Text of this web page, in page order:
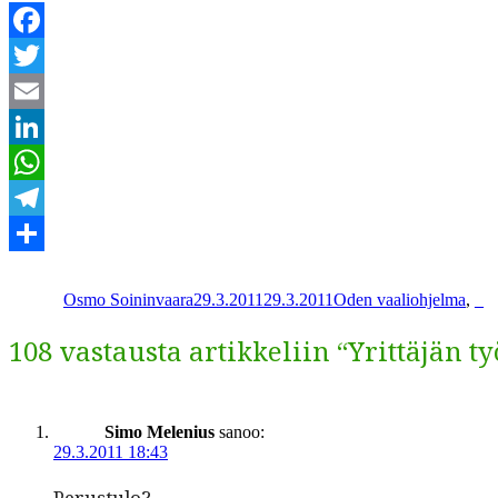
Facebook
Twitter
Email
LinkedIn
WhatsApp
Telegram
Osmo Soininvaara29.3.2011 29.3.2011Oden vaaliohjelma,
108 vastausta artikkeliin “Yrittäjän
Simo Melenius sanoo:
29.3.2011 18:43